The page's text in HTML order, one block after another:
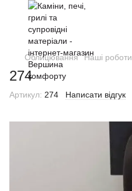
Облицювання Наші роботи
274
Артикул: 274 Написати відгук